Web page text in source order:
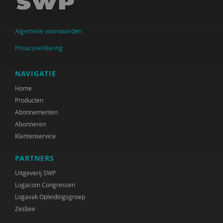
Arwen Hoogenbosch
Jos van der Horst
Verwey-Jonker Instituut
Ministeries van Justitie en Veiligheid &
Paul Kop
Christa Nieuwboer
Rianne van der Aa
Joline Verloove
Susan de Vries
Algemene voorwaarden
Privacyverklaring
NAVIGATIE
Home
Producten
Abonnementen
Abonneren
Klantenservice
PARTNERS
Uitgeverij SWP
Logacom Congressen
Logavak Opleidingsgroep
Zesbee